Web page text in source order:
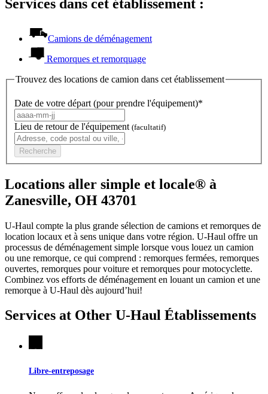
Services dans cet établissement :
Camions de déménagement
Remorques et remorquage
Trouvez des locations de camion dans cet établissement
Date de votre départ (pour prendre l'équipement)*
Lieu de retour de l'équipement (facultatif)
Recherche
Locations aller simple et locale® à
Zanesville, OH 43701
U-Haul compte la plus grande sélection de camions et remorques de
location locaux et à sens unique dans votre région. U-Haul offre un
processus de déménagement simple lorsque vous louez un camion
ou une remorque, ce qui comprend : remorques fermées, remorques
ouvertes, remorques pour voiture et remorques pour motocyclette.
Combinez vos efforts de déménagement en louant un camion et une
remorque à U-Haul dès aujourd’hui!
Services at Other U-Haul Établissements
Libre-entreposage